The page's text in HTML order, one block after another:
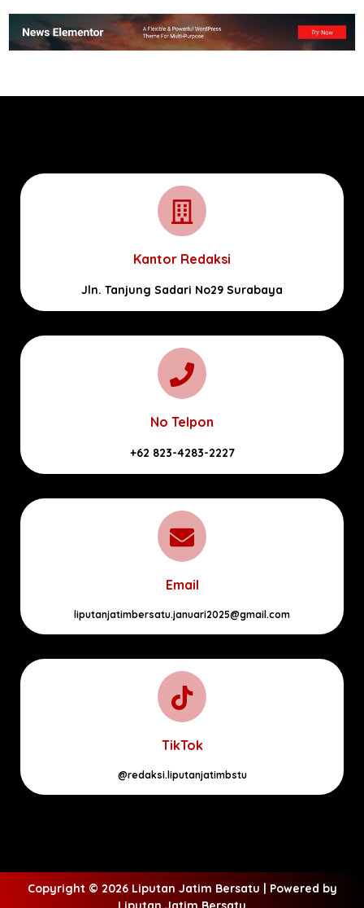
Kantor Redaksi
Jln. Tanjung Sadari No29 Surabaya
No Telpon
+62 823-4283-2227
Email
liputanjatimbersatu.januari2025@gmail.com
TikTok
@redaksi.liputanjatimbstu
Copyright © 2026 Liputan Jatim Bersatu | Powered by